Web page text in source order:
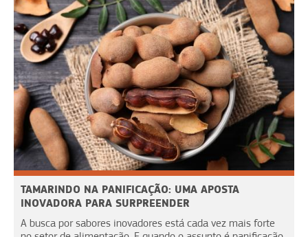
TAMARINDO NA PANIFICAÇÃO: UMA APOSTA
INOVADORA PARA SURPREENDER
A busca por sabores inovadores está cada vez mais forte